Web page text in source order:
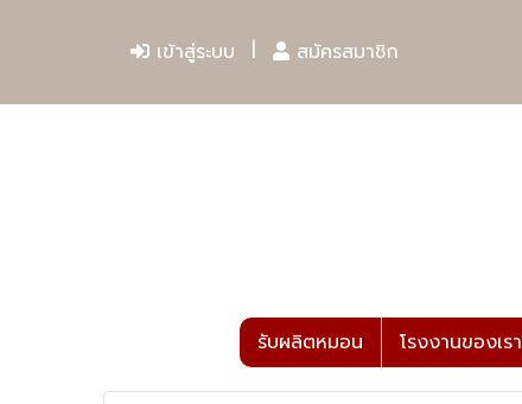
เข้าสู่ระบบ สมัครสมาชิก
รับผลิตหมอน โรงงานของเรา